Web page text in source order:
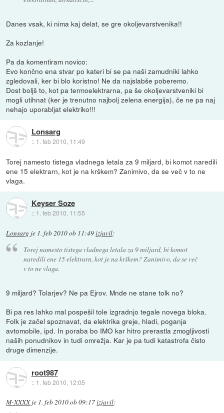
Danes vsak, ki nima kaj delat, se gre okoljevarstvenika!!
Za kozlanje!
Pa da komentiram novico:
Evo končno ena stvar po kateri bi se pa naši zamudniki lahko
zgledovali, ker bi blo koristno! Ne da najslabše poberemo.
Dost boljš to, kot pa termoelektrarna, pa še okoljevarstveniki bi
mogli utihnat (ker je trenutno najbolj zelena energija), če ne pa naj
nehajo uporabljat elektriko!!!
Lonsarg
:: 1. feb 2010, 11:49
Torej namesto tistega vladnega letala za 9 miljard, bi komot naredili
ene 15 elektrarn, kot je na krškem? Zanimivo, da se več v to ne
vlaga.
Keyser Soze
:: 1. feb 2010, 11:55
Lonsarg je 1. feb 2010 ob 11:49izjavil:
Torej namesto tistega vladnega letala za 9 miljard, bi komot
naredili ene 15 elektrarn, kot je na krškem? Zanimivo, da se več
v to ne vlaga.
9 miljard? Tolarjev? Ne pa Ejrov. Mnde ne stane tolk no?
Bi pa res lahko mal pospešil tole izgradnjo tegale novega bloka.
Folk je začel spoznavat, da elektrika greje, hladi, poganja
avtomobile, ipd. In poraba bo IMO kar hitro prerastla zmogljivosti
naših ponudnikov in tudi omrežja. Kar je pa tudi katastrofa čisto
druge dimenzije.
root987
:: 1. feb 2010, 12:05
M-XXXXje 1. feb 2010 ob 09:17izjavil: